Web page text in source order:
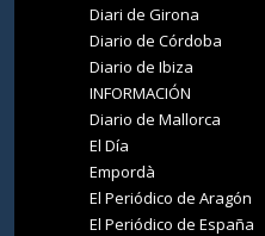
Diari de Girona
Diario de Córdoba
Diario de Ibiza
INFORMACIÓN
Diario de Mallorca
El Día
Empordà
El Periódico de Aragón
El Periódico de España